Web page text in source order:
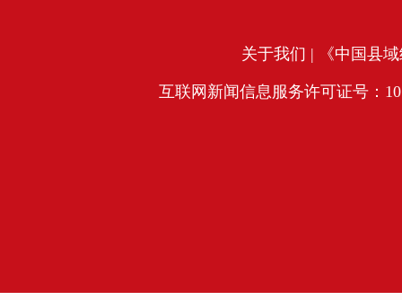
关于我们 | 《中国县
互联网新闻信息服务许可证号：